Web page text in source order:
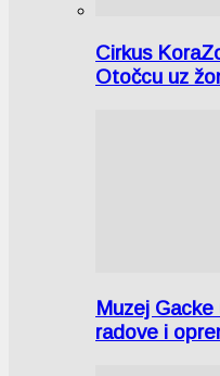
Cirkus
Otočcu uz
Muzej
radove i